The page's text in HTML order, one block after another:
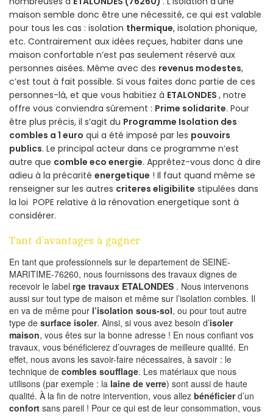
maison semble donc être une nécessité, ce qui est valable
pour tous les cas : isolation thermique, isolation phonique,
etc. Contrairement aux idées reçues, habiter dans une
maison confortable n’est pas seulement réservé aux
personnes aisées. Même avec des revenus modestes,
c’est tout à fait possible. Si vous faites donc partie de ces
personnes-là, et que vous habitiez à ETALONDES , notre
offre vous conviendra sûrement : Prime solidarite. Pour
être plus précis, il s’agit du Programme Isolation des
combles a 1 euro qui a été imposé par les pouvoirs
publics. Le principal acteur dans ce programme n’est
autre que comble eco energie. Apprêtez-vous donc à dire
adieu à la précarité energetique ! Il faut quand même se
renseigner sur les autres criteres eligibilite stipulées dans
la loi POPE relative à la rénovation energetique sont à
considérer.
Tant d’avantages à gagner
En tant que professionnels sur le departement de SEINE-
MARITIME-76260, nous fournissons des travaux dignes de
recevoir le label rge travaux ETALONDES . Nous intervenons
aussi sur tout type de maison et même sur l’isolation combles. Il
en va de même pour l’isolation sous-sol, ou pour tout autre
type de surface isoler. Ainsi, si vous avez besoin d’isoler
maison, vous êtes sur la bonne adresse ! En nous confiant vos
travaux, vous bénéficierez d’ouvrages de meilleure qualité. En
effet, nous avons les savoir-faire nécessaires, à savoir : le
technique de combles soufflage. Les matériaux que nous
utilisons (par exemple : la laine de verre) sont aussi de haute
qualité. À la fin de notre intervention, vous allez bénéficierd’un
confort sans pareil ! Pour ce qui est de leur consommation, vous